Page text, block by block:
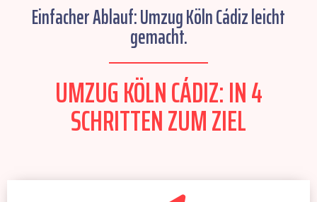
Einfacher Ablauf: Umzug Köln Cádiz leicht
gemacht.
UMZUG KÖLN CÁDIZ: IN 4
SCHRITTEN ZUM ZIEL